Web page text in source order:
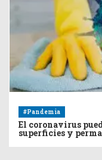
#Pandemia
El coronavirus
superficies y